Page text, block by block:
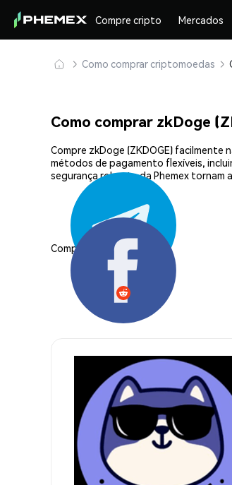
Compre cripto Mercados
Como comprar criptomoedas
Como comprar zkDoge
Compre zkDoge (ZKDOGE) facilmente
métodos de pagamento flexíveis,
segurança robusta da Phemex tornam
Compartilhar: